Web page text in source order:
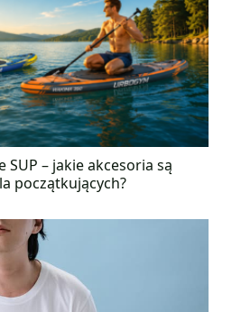
uprawianych przez nią sportów
pływanie oraz jazda na nartach.
do pracy badawaczej dzieli z
do podrózy, zwierząt i tańca.
– jakie akcesoria są
początkujących?